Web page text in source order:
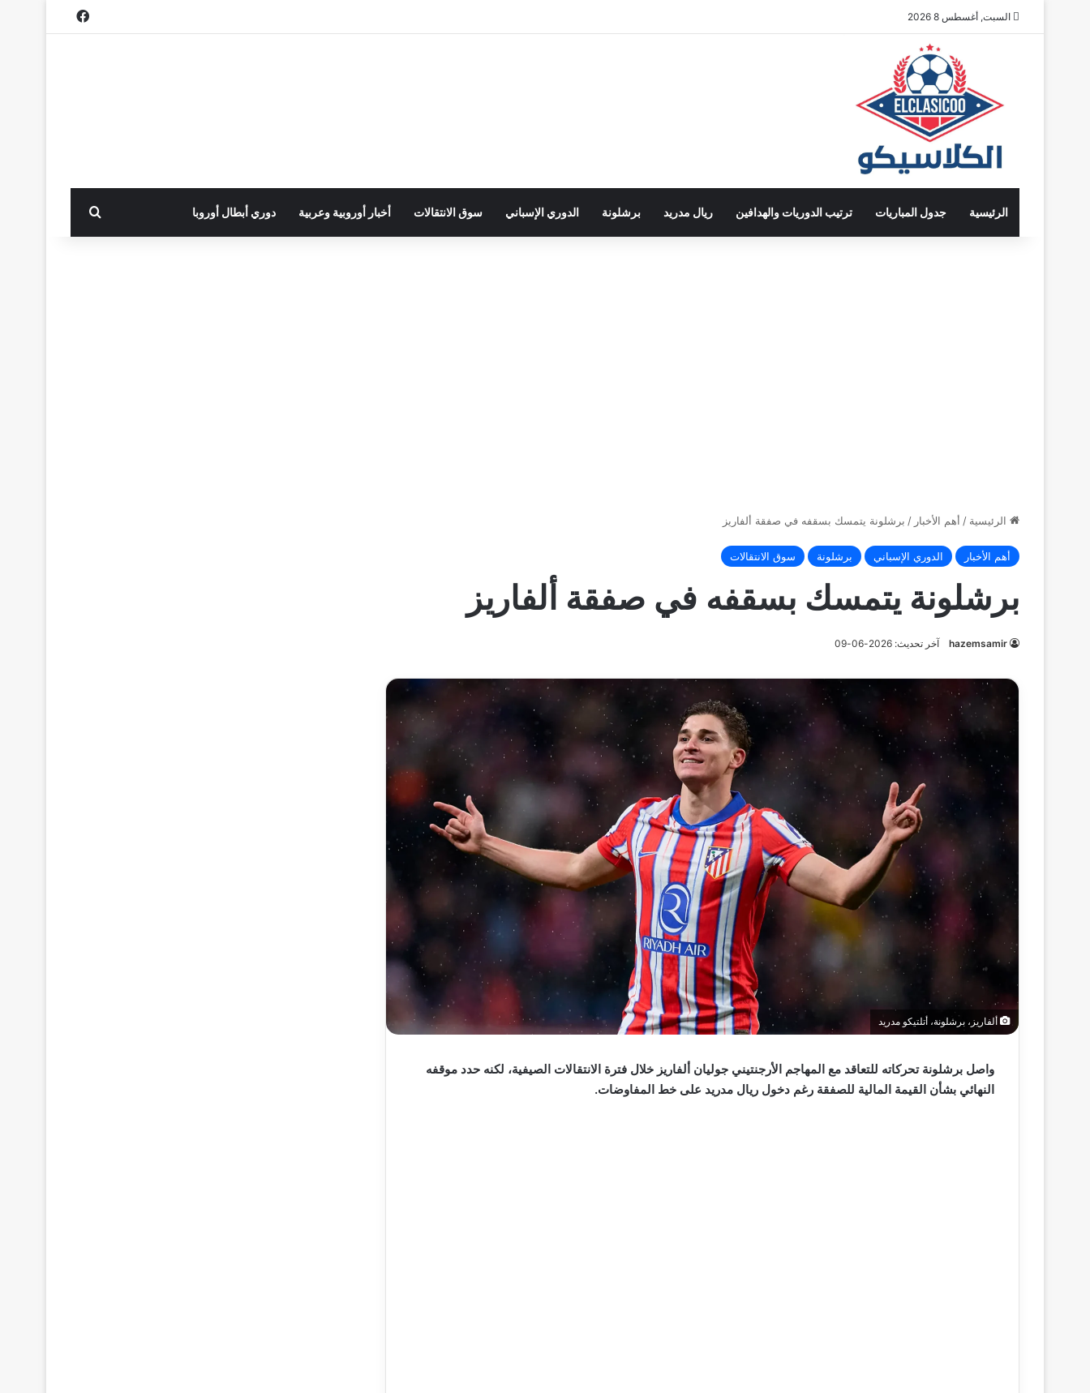
السبت, أغسطس 8 2026 فيسبوك
الرئيسية جدول المباريات ترتيب الدوريات والهدافين ريال مدريد برشلونة الدوري الإسباني سوق الانتقالات أخبار أوروبية وعربية دوري أبطال أوروبا بحث عن
الرئيسية / أهم الأخبار / برشلونة يتمسك بسقفه في صفقة ألفاريز
أهم الأخبار الدوري الإسباني برشلونة سوق الانتقالات
برشلونة يتمسك بسقفه في صفقة ألفاريز
hazemsamir آخر تحديث: 2026-06-09
ألفاريز، برشلونة، أتلتيكو مدريد
واصل برشلونة تحركاته للتعاقد مع المهاجم الأرجنتيني جوليان ألفاريز خلال فترة الانتقالات الصيفية، لكنه حدد موقفه
النهائي بشأن القيمة المالية للصفقة رغم دخول ريال مدريد على خط المفاوضات.